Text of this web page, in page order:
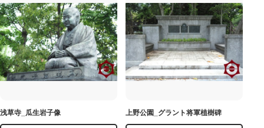
浅草寺_瓜生岩子像 上野公園_グラント将軍植樹碑